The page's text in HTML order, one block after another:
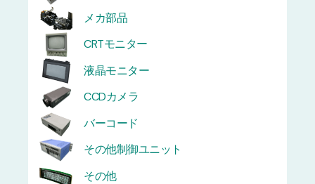
メカ部品
CRTモニター
液晶モニター
CCDカメラ
バーコード
その他制御ユニット
その他